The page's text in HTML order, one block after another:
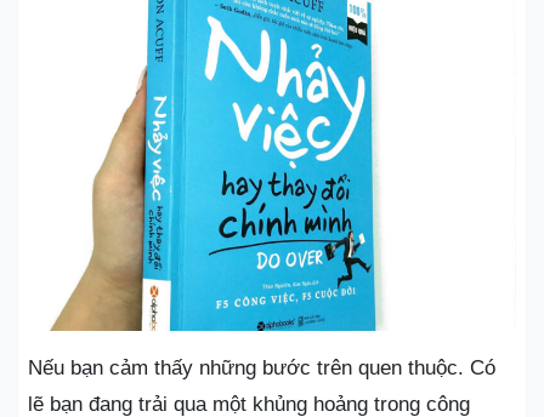
Nếu bạn cảm thấy những bước trên quen thuộc. Có
lẽ bạn đang trải qua một khủng hoảng trong công